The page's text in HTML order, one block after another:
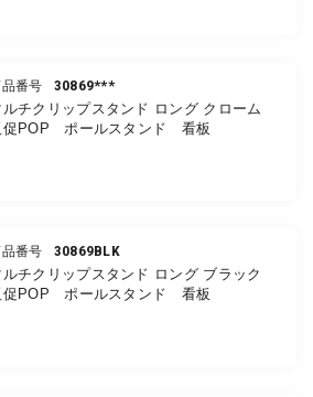
番号 30869***
ルチクリップスタンド ロング クローム
促POP ポールスタンド 看板
番号 30869BLK
ルチクリップスタンド ロング ブラック
促POP ポールスタンド 看板